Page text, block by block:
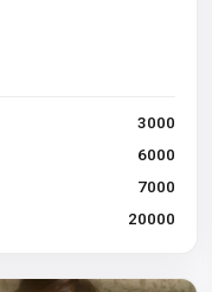
3000
6000
7000
20000